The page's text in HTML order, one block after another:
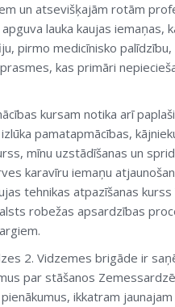
un atsevišķajām rotām
lauka kaujas iemaņas,
pirmo medicīnisko palīdzību,
kas primāri
kursam notika arī
pamatapmācības,
mīnu uzstādīšanas un
karavīru iemaņu
tehnikas atpazīšanas kurss
robežas apsardzības
2. Vidzemes brigāde ir
par stāšanos
ikkatram jaunajam